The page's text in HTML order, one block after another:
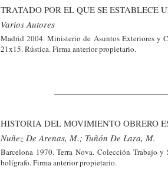
TRATADO POR EL QUE SE ESTABLECE
Varios Autores
Madrid 2004. Ministerio de Asuntos Exteriores y
21x15. Rústica. Firma anterior propietario.
HISTORIA DEL MOVIMIENTO OBRERO
Nuñez De Arenas, M.; Tuñón De Lara, M.
Barcelona 1970. Terra Nova. Colección Trabajo
bolígrafo. Firma anterior propietario.